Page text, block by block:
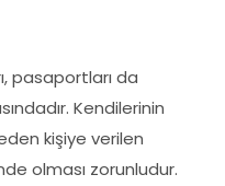
pasaportları da
Kendilerinin
kişiye verilen
olması zorunludur.